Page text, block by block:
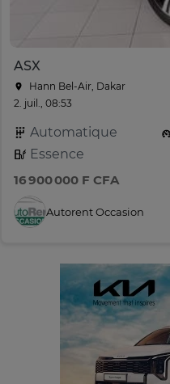
ASX
Hann Bel-Air, Dakar
2. juil., 08:53
Automatique
Essence
16 900 000 F CFA
Autorent Occasion